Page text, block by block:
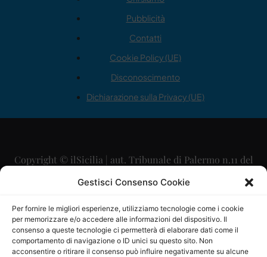
Gestisci Consenso Cookie
Per fornire le migliori esperienze, utilizziamo tecnologie come i cookie
per memorizzare e/o accedere alle informazioni del dispositivo. Il
consenso a queste tecnologie ci permetterà di elaborare dati come il
comportamento di navigazione o ID unici su questo sito. Non
acconsentire o ritirare il consenso può influire negativamente su alcune
Pubblicità
Contatti
Cookie Policy (UE)
Disconoscimento
Dichiarazione sulla Privacy (UE)
Copyright © ilSicilia | aut. Tribunale di Palermo n.11 del
29/09/2015
Direttore Editoriale: Maurizio Scaglione
Direttore Responsabile: Maria Calabrese